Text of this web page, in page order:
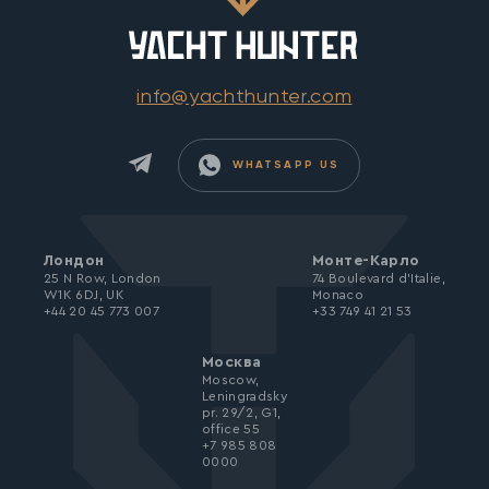
info@yachthunter.com
WHATSAPP US
Лондон
25 N Row, London
W1K 6DJ, UK
+44 20 45 773 007
Монте-Карло
74 Boulevard d’Italie,
Monaco
+33 749 41 21 53
Москва
Moscow,
Leningradsky
pr. 29/2, G1,
office 55
+7 985 808
0000